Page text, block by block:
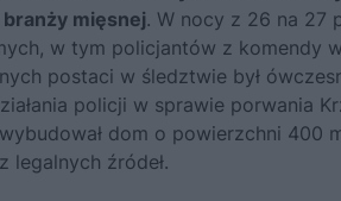
mięsnej. W nocy z 26 na 27
w tym policjantów z komendy
postaci w śledztwie był
policji w sprawie porwania
dom o powierzchni 400
legalnych źródeł.